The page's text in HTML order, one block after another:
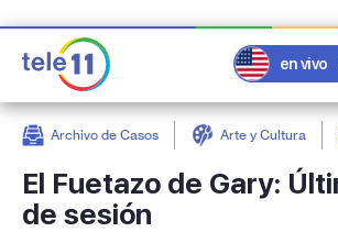
en vivo
Archivo de Casos Arte y Cultura
El Fuetazo de Gary:
de sesión
post